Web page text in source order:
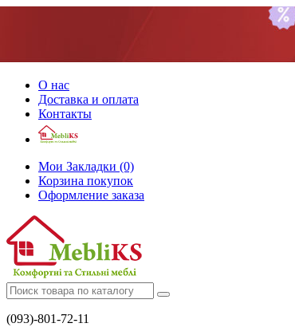
О нас
Доставка и оплата
Контакты
Мои Закладки (0)
Корзина покупок
Оформление заказа
(093)-801-72-11